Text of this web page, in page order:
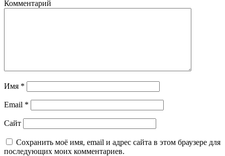
Комментарий
Имя *
Email *
Сайт
Сохранить моё имя, email и адрес сайта в этом браузере для
последующих моих комментариев.